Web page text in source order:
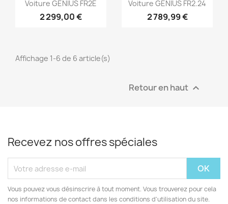
Voiture GENIUS FR2E
2 299,00 €
Voiture GENIUS FR2.24
2 789,99 €
Affichage 1-6 de 6 article(s)
Retour en haut 
Recevez nos offres spéciales
Vous pouvez vous désinscrire à tout moment. Vous trouverez pour cela
nos informations de contact dans les conditions d'utilisation du site.